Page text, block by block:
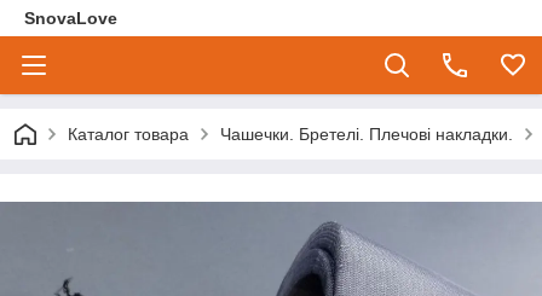
SnovaLove
Каталог товара Чашечки. Бретелі. Плечові накладки.